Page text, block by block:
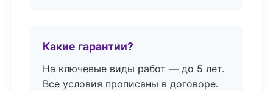
Какие гарантии?
На ключевые виды работ — до 5 лет.
Все условия прописаны в договоре.